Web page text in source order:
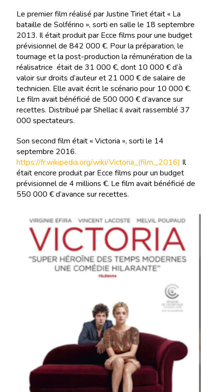
Le premier film réalisé par Justine Tiriet était « La
bataille de Solférino », sorti en salle le 18 septembre
2013. Il était produit par Ecce films pour une budget
prévisionnel de 842 000 €. Pour la préparation, le
tournage et la post-production la rémunération de la
réalisatrice était de 31 000 €, dont 10 000 € d’à
valoir sur droits d’auteur et 21 000 € de salaire de
technicien. Elle avait écrit le scénario pour 10 000 €.
Le film avait bénéficié de 500 000 € d’avance sur
recettes. Distribué par Shellac il avait rassemblé 37
000 spectateurs.
Son second film était « Victoria », sorti le 14
septembre 2016.
https://fr.wikipedia.org/wiki/Victoria_(film,_2016) Il
était encore produit par Ecce films pour un budget
prévisionnel de 4 millions €. Le film avait bénéficié de
550 000 € d’avance sur recettes.